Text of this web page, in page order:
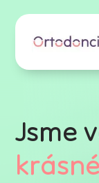
Jsme